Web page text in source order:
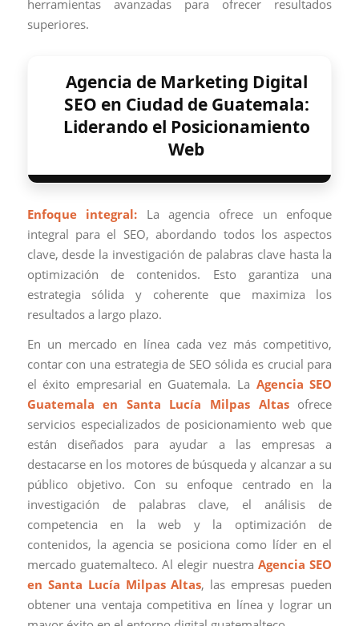
herramientas avanzadas para ofrecer resultados
superiores.
Agencia de Marketing Digital
SEO en Ciudad de Guatemala:
Liderando el Posicionamiento
Web
Enfoque integral: La agencia ofrece un enfoque
integral para el SEO, abordando todos los aspectos
clave, desde la investigación de palabras clave hasta la
optimización de contenidos. Esto garantiza una
estrategia sólida y coherente que maximiza los
resultados a largo plazo.
En un mercado en línea cada vez más competitivo,
contar con una estrategia de SEO sólida es crucial para
el éxito empresarial en Guatemala. La Agencia SEO
Guatemala en Santa Lucía Milpas Altasofrece
servicios especializados de posicionamiento web que
están diseñados para ayudar a las empresas a
destacarse en los motores de búsqueda y alcanzar a su
público objetivo. Con su enfoque centrado en la
investigación de palabras clave, el análisis de
competencia en la web y la optimización de
contenidos, la agencia se posiciona como líder en el
mercado guatemalteco. Al elegir nuestraAgencia SEO
en Santa Lucía Milpas Altas, las empresas pueden
obtener una ventaja competitiva en línea y lograr un